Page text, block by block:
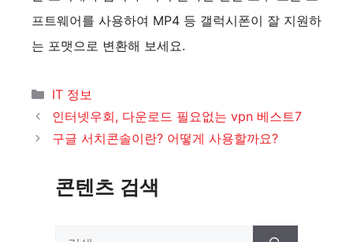
프트웨어를 사용하여 MP4 등 갤럭시폰이 잘 지원하
는 포맷으로 변환해 보세요.
카
테
고
리
IT 정보
인터넷우회, 다운로드 필요없는 vpn 베스트7
구글 서치콘솔이란? 어떻게 사용할까요?
콘텐츠 검색